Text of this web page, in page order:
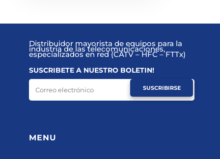
Distribuidor mayorista de equipos para la
industria de las telecomunicaciones,
especializados en red (CATV – HFC – FTTx)
SUSCRIBETE A NUESTRO BOLETIN!
SUSCRIBIRSE
MENU